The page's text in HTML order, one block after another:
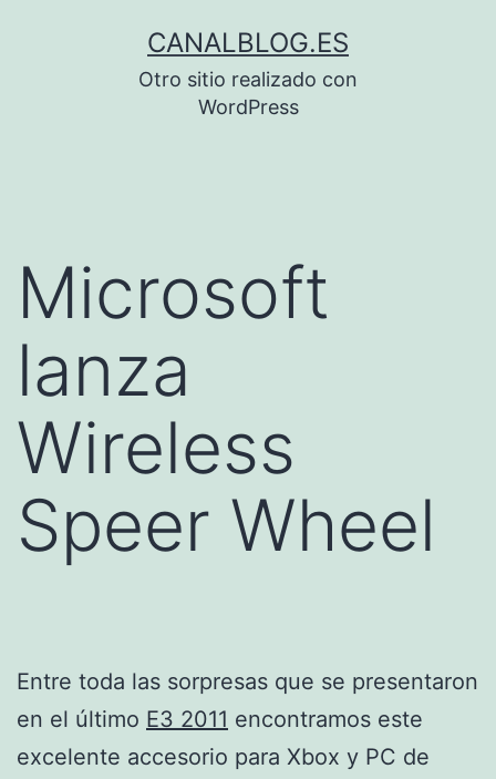
CANALBLOG.ES
Otro sitio realizado con
WordPress
Microsoft
lanza
Wireless
Speer Wheel
Entre toda las sorpresas que se presentaron
en el último E3 2011 encontramos este
excelente accesorio para Xbox y PC de